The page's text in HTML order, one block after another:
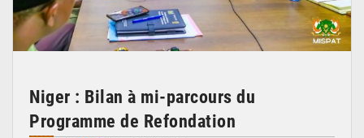
Niger : Bilan à mi-parcours du
Programme de Refondation